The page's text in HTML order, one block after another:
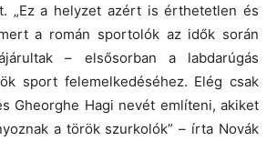
„Ez a helyzet azért is érthetetlen és
a román sportolók az idők során
– elsősorban a labdarúgás
sport felemelkedéséhez. Elég csak
Gheorghe Hagi nevét említeni, akiket
a török szurkolók” – írta Novák